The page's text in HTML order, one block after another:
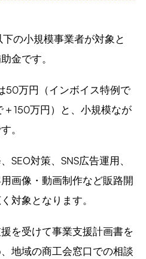
の小規模事業者が対象と
金です。
50万円（インボイス特例で
150万円）と、小規模なが
。
SEO対策、SNS広告運用、
画像・動画制作など販路開
対象となります。
を受けて事業支援計画書を
地域の商工会窓口での相談